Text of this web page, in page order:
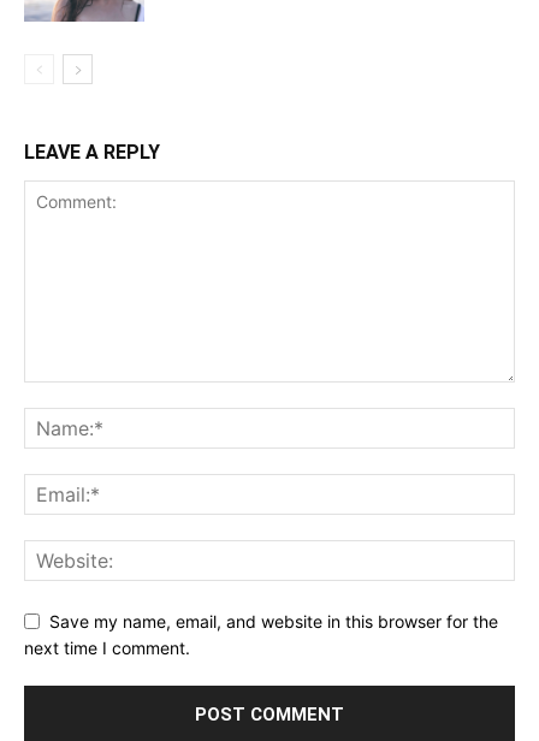
LEAVE A REPLY
Save my name, email, and website in this browser for the
next time I comment.